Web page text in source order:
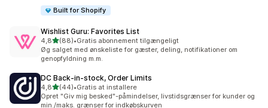
Built for Shopify
Wishlist Guru: Favorites List
4,8ud af 5 stjerner
(88)
88 anmeldelser i alt
•Gratis abonnement tilgængeligt
Øg salget med ønskeliste for gæster, deling, notifikationer om
genopfyldning m.m.
DC Back‑in‑stock, Order Limits
4,8ud af 5 stjerner
(44)
44 anmeldelser i alt
•Gratis at installere
Opret "Giv mig besked"-påmindelser, livstidsgrænser for kunder og
min./maks. grænser for indkøbskurven